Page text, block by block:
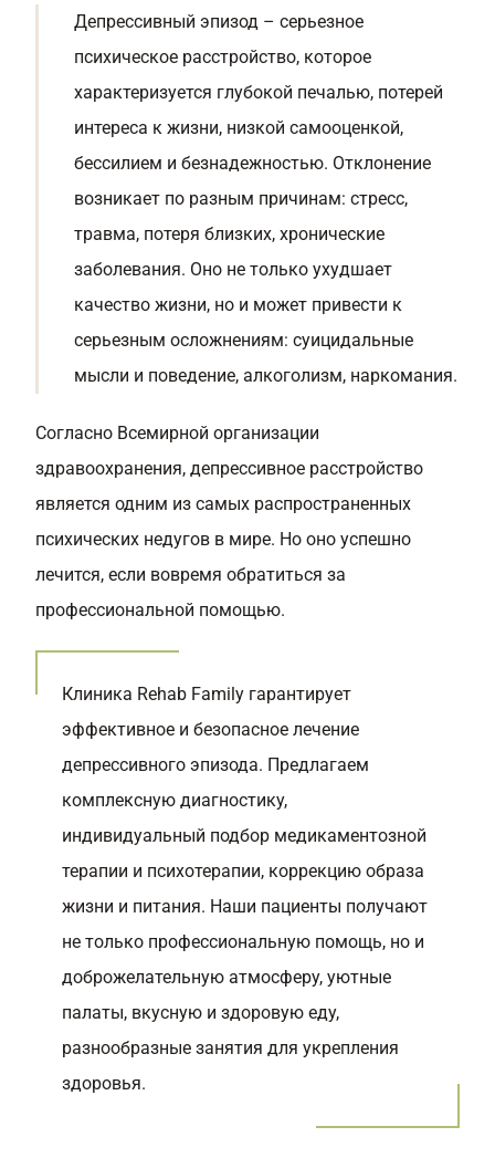
Депрессивный эпизод – серьезное
психическое расстройство, которое
характеризуется глубокой печалью, потерей
интереса к жизни, низкой самооценкой,
бессилием и безнадежностью. Отклонение
возникает по разным причинам: стресс,
травма, потеря близких, хронические
заболевания. Оно не только ухудшает
качество жизни, но и может привести к
серьезным осложнениям: суицидальные
мысли и поведение, алкоголизм, наркомания.
Согласно Всемирной организации
здравоохранения, депрессивное расстройство
является одним из самых распространенных
психических недугов в мире. Но оно успешно
лечится, если вовремя обратиться за
профессиональной помощью.
Клиника Rehab Family гарантирует
эффективное и безопасное лечение
депрессивного эпизода. Предлагаем
комплексную диагностику,
индивидуальный подбор медикаментозной
терапии и психотерапии, коррекцию образа
жизни и питания. Наши пациенты получают
не только профессиональную помощь, но и
доброжелательную атмосферу, уютные
палаты, вкусную и здоровую еду,
разнообразные занятия для укрепления
здоровья.